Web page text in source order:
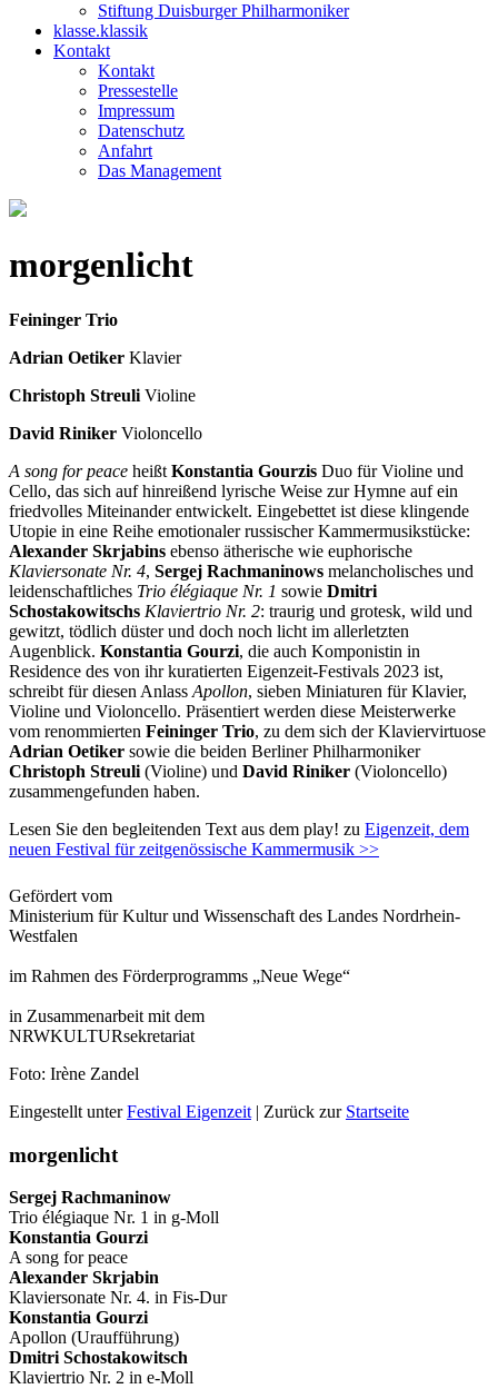
Stiftung Duisburger Philharmoniker
klasse.klassik
Kontakt
Kontakt
Pressestelle
Impressum
Datenschutz
Anfahrt
Das Management
morgenlicht
Feininger Trio
Adrian Oetiker Klavier
Christoph Streuli Violine
David Riniker Violoncello
A song for peace heißt Konstantia Gourzis Duo für Violine und
Cello, das sich auf hinreißend lyrische Weise zur Hymne auf ein
friedvolles Miteinander entwickelt. Eingebettet ist diese klingende
Utopie in eine Reihe emotionaler russischer Kammermusikstücke:
Alexander Skrjabins ebenso ätherische wie euphorische
Klaviersonate Nr. 4, Sergej Rachmaninows melancholisches und
leidenschaftliches Trio élégiaque Nr. 1 sowie Dmitri
Schostakowitschs Klaviertrio Nr. 2: traurig und grotesk, wild und
gewitzt, tödlich düster und doch noch licht im allerletzten
Augenblick. Konstantia Gourzi, die auch Komponistin in
Residence des von ihr kuratierten Eigenzeit-Festivals 2023 ist,
schreibt für diesen Anlass Apollon, sieben Miniaturen für Klavier,
Violine und Violoncello. Präsentiert werden diese Meisterwerke
vom renommierten Feininger Trio, zu dem sich der Klaviervirtuose
Adrian Oetiker sowie die beiden Berliner Philharmoniker
Christoph Streuli (Violine) und David Riniker (Violoncello)
zusammengefunden haben.
Lesen Sie den begleitenden Text aus dem play! zu Eigenzeit, dem
neuen Festival für zeit­genössische Kammermusik >>
Gefördert vom
Ministerium für Kultur und Wissenschaft des Landes Nordrhein-
Westfalen
im Rahmen des Förderprogramms „Neue Wege“
in Zusammenarbeit mit dem
NRWKULTURsekretariat
Foto: Irène Zandel
Eingestellt unterFestival Eigenzeit | Zurück zur Startseite
morgenlicht
Sergej Rachmaninow
Trio élégiaque Nr. 1 in g-Moll
Konstantia Gourzi
A song for peace
Alexander Skrjabin
Klaviersonate Nr. 4. in Fis-Dur
Konstantia Gourzi
Apollon (Uraufführung)
Dmitri Schostakowitsch
Klaviertrio Nr. 2 in e-Moll